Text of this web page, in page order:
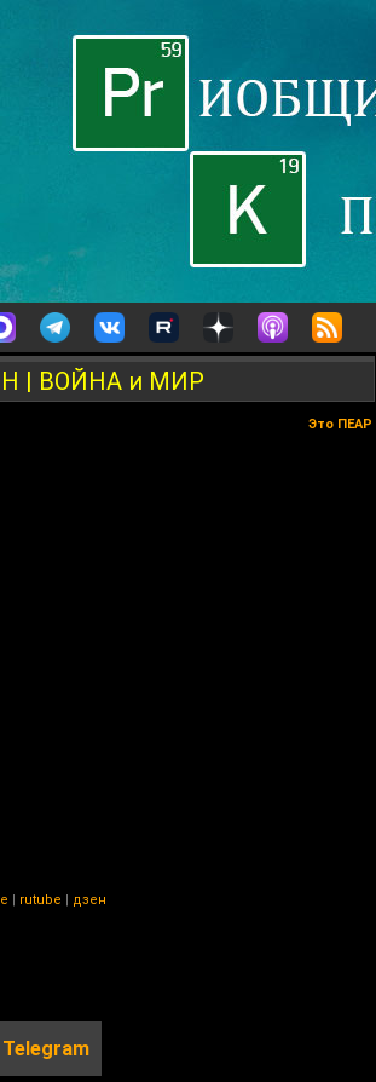
| ВОЙНА и МИР
Это ПЕАР
| rutube | дзен
Telegram